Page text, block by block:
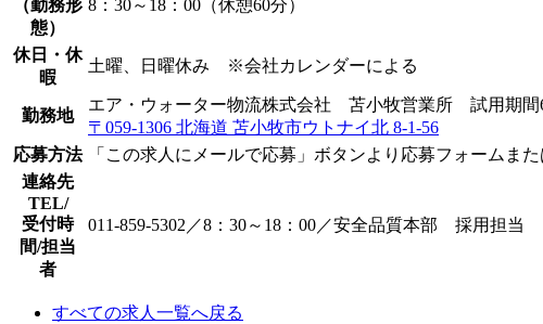
（勤務形
態）
8：30～18：00（休憩60分）
休日・休
暇
土曜、日曜休み ※会社カレンダーによる
勤務地
エア・ウォーター物流株式会社 苫小牧営業所 試用期間
〒059-1306 北海道 苫小牧市ウトナイ北 8-1-56
応募方法
「この求人にメールで応募」ボタンより応募フォームま
連絡先
TEL/
受付時
間/担当
者
011-859-5302／8：30～18：00／安全品質本部 採用担当
すべての求人一覧へ戻る